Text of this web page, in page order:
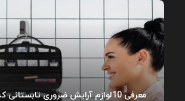
معرفی 10لوازم آرایش ضروری تابستانی